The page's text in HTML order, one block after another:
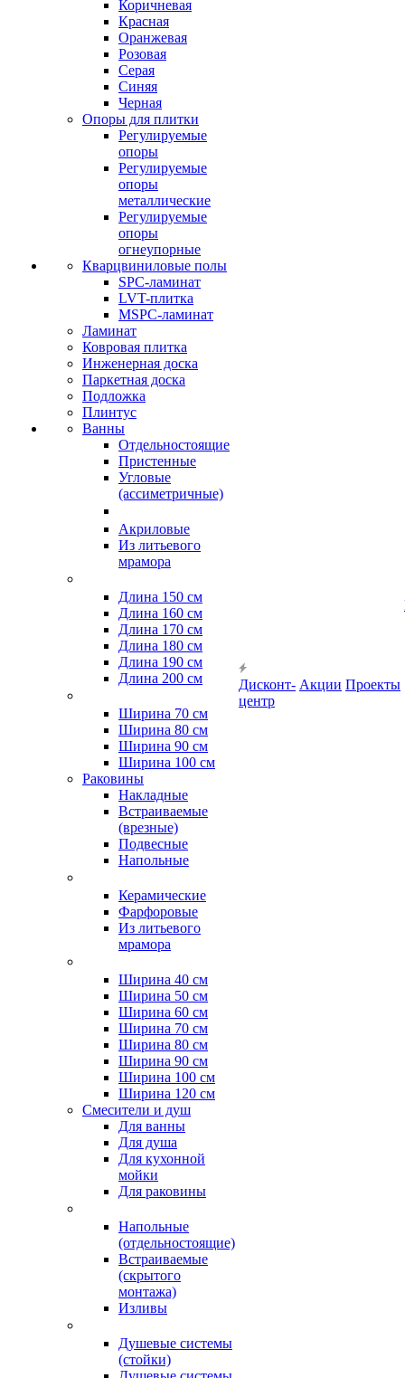
Коричневая
Красная
Оранжевая
Розовая
Серая
Синяя
Черная
Опоры для плитки
Регулируемые
опоры
Регулируемые
опоры
металлические
Регулируемые
опоры
огнеупорные
Кварцвиниловые полы
SPC-ламинат
LVT-плитка
MSPC-ламинат
Ламинат
Ковровая плитка
Инженерная доска
Паркетная доска
Подложка
Плинтус
Ванны
Отдельностоящие
Пристенные
Угловые
(ассиметричные)
Акриловые
Из литьевого
мрамора
Длина 150 см
Длина 160 см
Длина 170 см
Длина 180 см
Длина 190 см
Длина 200 см
Ширина 70 см
Ширина 80 см
Ширина 90 см
Ширина 100 см
Раковины
Накладные
Встраиваемые
(врезные)
Подвесные
Напольные
Керамические
Фарфоровые
Из литьевого
мрамора
Ширина 40 см
Ширина 50 см
Ширина 60 см
Ширина 70 см
Ширина 80 см
Ширина 90 см
Ширина 100 см
Ширина 120 см
Смесители и душ
Для ванны
Для душа
Для кухонной
мойки
Для раковины
Напольные
(отдельностоящие)
Встраиваемые
(скрытого
монтажа)
Изливы
Душевые системы
(стойки)
Дисконт-
центр
Акции Проекты